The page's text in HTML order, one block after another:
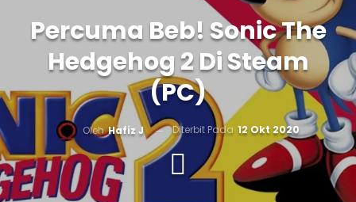
Percuma Beb! Sonic The
Hedgehog 2 Di Steam
(PC)
OlehHafiz J Diterbit Pada 12 Okt 2020